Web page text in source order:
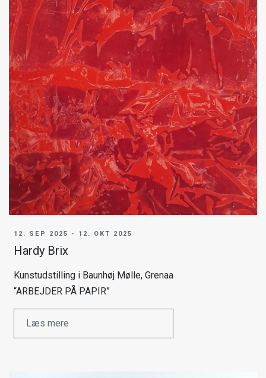
12. SEP 2025 - 12. OKT 2025
Hardy Brix
Kunstudstilling i Baunhøj Mølle, Grenaa
“ARBEJDER PÅ PAPIR”
Læs mere